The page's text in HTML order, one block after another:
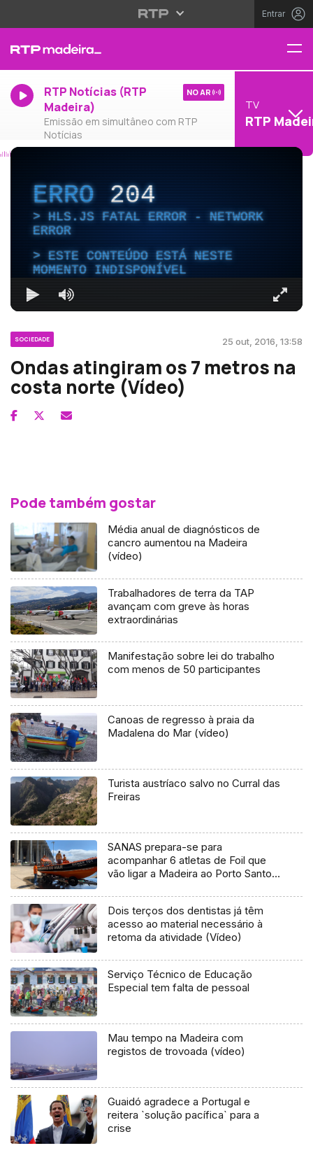
Entrar
RTP Notícias (RTP
Madeira)
Emissão em simultâneo com RTP
Notícias
NO AR
TV
RTP
ERRO204
HLS.JS FATAL ERROR - NETWORK
ERROR
ESTE CONTEÚDO ESTÁ NESTE
MOMENTO INDISPONÍVEL
SOCIEDADE 25 out, 2016, 13:58
Ondas atingiram os 7 metros na
costa norte (Vídeo)
Pode também gostar
Média anual de diagnósticos de
cancro aumentou na Madeira
(vídeo)
Trabalhadores de terra da TAP
avançam com greve às horas
extraordinárias
Manifestação sobre lei do trabalho
com menos de 50 participantes
Canoas de regresso à praia da
Madalena do Mar (vídeo)
Turista austríaco salvo no Curral das
Freiras
SANAS prepara-se para
acompanhar 6 atletas de Foil que
vão ligar a Madeira ao Porto Santo
Dois terços dos dentistas já têm
acesso ao material necessário à
retoma da atividade (Vídeo)
Serviço Técnico de Educação
Especial tem falta de pessoal
Mau tempo na Madeira com
registos de trovoada (vídeo)
Guaidó agradece a Portugal e
reitera `solução pacífica` para a
crise